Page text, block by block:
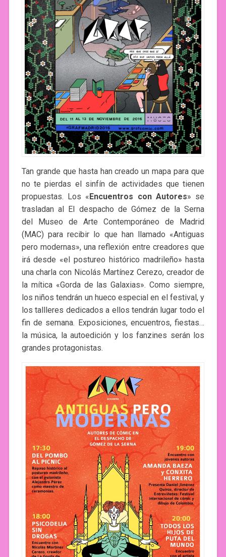
Tan grande que hasta han creado un mapa para que
no te pierdas el sinfín de actividades que tienen
propuestas. Los « Encuentros con Autores» se
trasladan al El despacho de Gómez de la Serna
del Museo de Arte Contemporáneo de Madrid
(MAC) para recibir lo que han llamado «Antiguas
pero modernas», una reflexión entre creadores que
irá desde «el postureo histórico madrileño» hasta
una charla con Nicolás Martínez Cerezo, creador de
la mítica «Gorda de las Galaxias». Como siempre,
los niños tendrán un hueco especial en el festival, y
los tallleres dedicados a ellos tendrán lugar todo el
fin de semana. Exposiciones, encuentros, fiestas…
la música, la autoedición y los fanzines serán los
grandes protagonistas.